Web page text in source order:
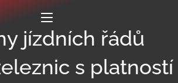
jízdních řádů
s platností